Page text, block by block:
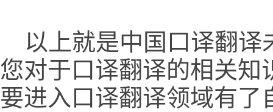
以上就是中国口译翻译
您对于口译翻译的相关知
要进入口译翻译领域有